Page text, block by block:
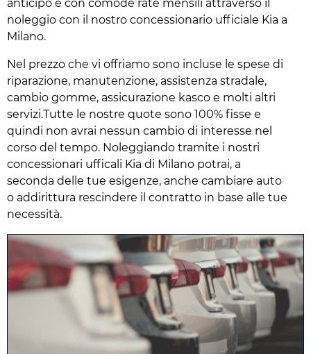
anticipo e con comode rate mensili attraverso il
noleggio con il nostro concessionario ufficiale Kia a
Milano.
Nel prezzo che vi offriamo sono incluse le spese di
riparazione, manutenzione, assistenza stradale,
cambio gomme, assicurazione kasco e molti altri
servizi.Tutte le nostre quote sono 100% fisse e
quindi non avrai nessun cambio di interesse nel
corso del tempo. Noleggiando tramite i nostri
concessionari ufficali Kia di Milano potrai, a
seconda delle tue esigenze, anche cambiare auto
o addirittura rescindere il contratto in base alle tue
necessità.